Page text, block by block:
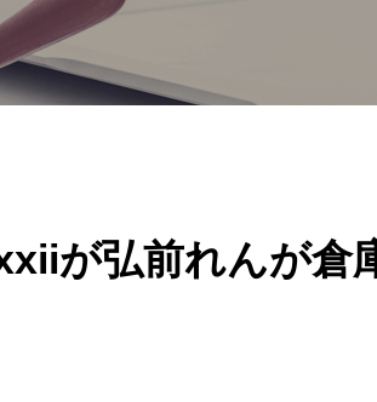
が弘前れんが倉